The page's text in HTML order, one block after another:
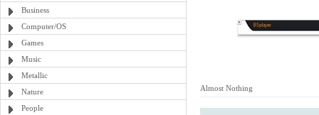
Business
Computer/OS
Games
Music
Metallic
Nature
People
Almost Nothing